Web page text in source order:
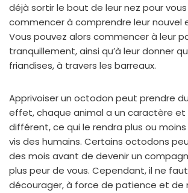
déjà sortir le bout de leur nez pour
commencer à comprendre leur nouvel
Vous pouvez alors commencer à leur
tranquillement, ainsi qu’à leur donner
friandises, à travers les barreaux.
Apprivoiser un octodon peut prendre
effet, chaque animal a un caractère et
différent, ce qui le rendra plus ou
vis des humains. Certains octodons
des mois avant de devenir un
plus peur de vous. Cependant, il ne
décourager, à force de patience et de